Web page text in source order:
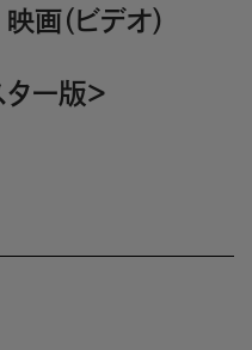
映画（ビデオ）
ー版＞